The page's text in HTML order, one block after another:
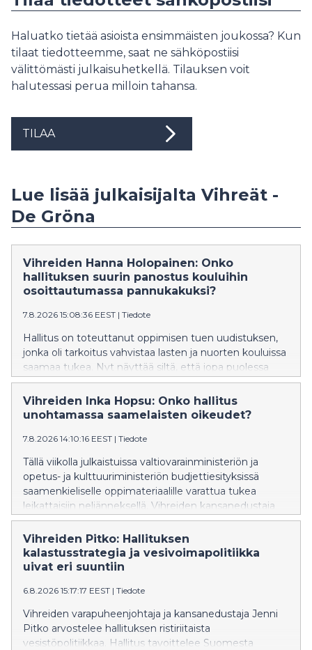
Haluatko tietää asioista ensimmäisten joukossa? Kun
tilaat tiedotteemme, saat ne sähköpostiisi
välittömästi julkaisuhetkellä. Tilauksen voit
halutessasi perua milloin tahansa.
TILAA
Lue lisää julkaisijalta Vihreät -
De Gröna
Vihreiden Hanna Holopainen: Onko
hallituksen suurin panostus kouluihin
osoittautumassa pannukakuksi?
7.8.2026 15:08:36 EEST | Tiedote
Hallitus on toteuttanut oppimisen tuen uudistuksen,
jonka oli tarkoitus vahvistaa lasten ja nuorten kouluissa
saamaa tukea. Nyt näyttää siltä, että jopa puolessa
kunnista on vaikeuksia tarjota lasten ja nuorten
tarpeiden mukaista tukea ja osassa kuntia jopa
lakkautetaan erityisluokkia. Vihreiden kansanedustaja
toimenpiteisiin.
Vihreiden Inka Hopsu: Onko hallitus
unohtamassa saamelaisten oikeudet?
7.8.2026 14:10:16 EEST | Tiedote
Tällä viikolla julkaistuissa valtiovarainministeriön ja
opetus- ja kulttuuriministeriön budjettiesityksissä
saamenkieliselle oppimateriaalille varattua tukea
leikattaisiin neljänneksellä. Vihreiden kansanedustaja
Inka Hopsu vaatii hallitusta kunnioittamaan ja
vahvistamaan saamelaisten oikeuksia ja perumaan
leikkauksen syksyn budjettiriihessä.
Vihreiden Pitko: Hallituksen
kalastusstrategia ja vesivoimapolitiikka
uivat eri suuntiin
6.8.2026 15:17:17 EEST | Tiedote
Vihreiden varapuheenjohtaja ja kansanedustaja Jenni
Pitko arvostelee hallituksen ristiriitaista
vesistöpolitiikkaa. Hallitus tavoittelee Suomesta